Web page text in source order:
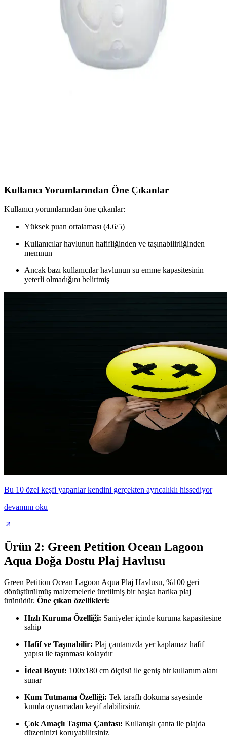
Confidence Home'un yıkanabilir, kaymaz ve sağlığa zararsız salon
halısı, modern tasarımı, dayanıklılığı ve kolay temizliği ile evinizde
şıklık ve güvenliği bir arada sunar.
Yenigeldi 300 ml Cam Bardak Sızdırmaz Kapak ve
Silikon Pipetli Doğal Malzeme
Kullanıcı Yorumlarından Öne Çıkanlar
Kullanıcı yorumlarından öne çıkanlar:
Yüksek puan ortalaması (4.6/5)
Kullanıcılar havlunun hafifliğinden ve taşınabilirliğinden
memnun
Ancak bazı kullanıcılar havlunun su emme kapasitesinin
yeterli olmadığını belirtmiş
Bu 10 özel keşfi yapanlar kendini gerçekten ayrıcalıklı hissediyor
devamını oku
Ürün 2: Green Petition Ocean Lagoon
Aqua Doğa Dostu Plaj Havlusu
Green Petition Ocean Lagoon Aqua Plaj Havlusu, %100 geri
dönüştürülmüş malzemelerle üretilmiş bir başka harika plaj
ürünüdür. Öne çıkan özellikleri:
Hızlı Kuruma Özelliği: Saniyeler içinde kuruma kapasitesine
sahip
Hafif ve Taşınabilir: Plaj çantanızda yer kaplamaz hafif
yapısı ile taşınması kolaydır
İdeal Boyut: 100x180 cm ölçüsü ile geniş bir kullanım alanı
sunar
Kum Tutmama Özelliği: Tek taraflı dokuma sayesinde
kumla oynamadan keyif alabilirsiniz
Çok Amaçlı Taşıma Çantası: Kullanışlı çanta ile plajda
düzeninizi koruyabilirsiniz